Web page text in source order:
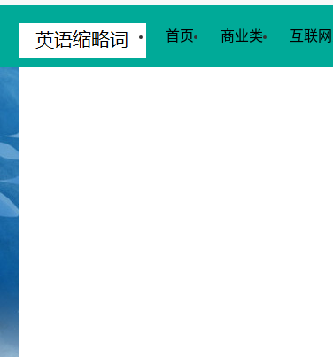
首页 商业类 互联